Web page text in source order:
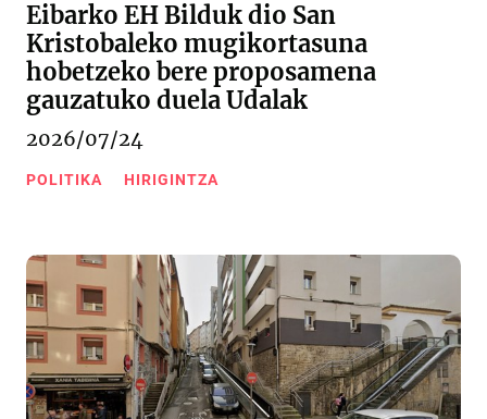
Eibarko EH Bilduk dio San
Kristobaleko mugikortasuna
hobetzeko bere proposamena
gauzatuko duela Udalak
2026/07/24
POLITIKA HIRIGINTZA